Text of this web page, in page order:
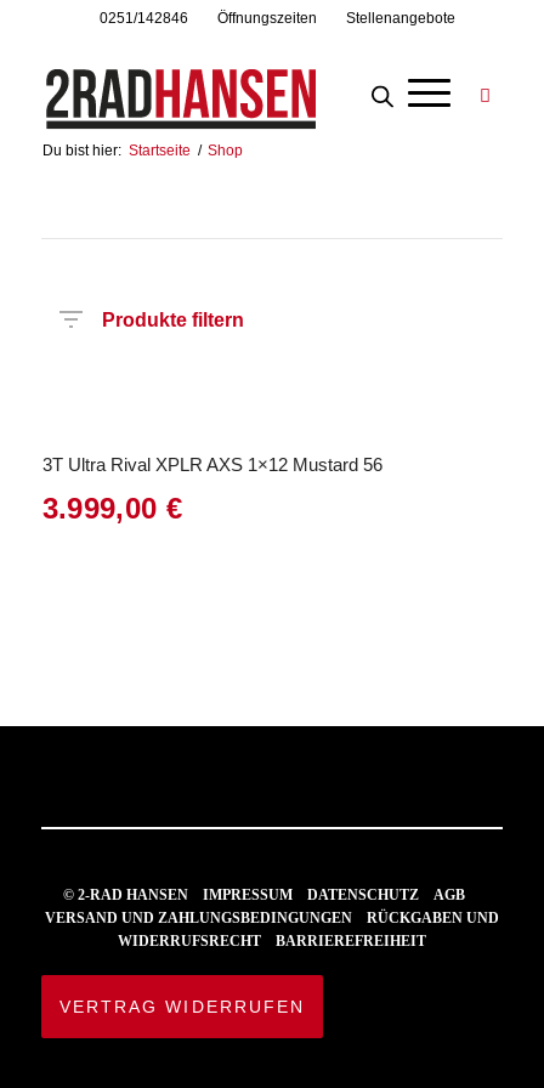
0251/142846 Öffnungszeiten Stellenangebote
Du bist hier: Startseite / Shop
Produkte filtern
3T Ultra Rival XPLR AXS 1×12 Mustard 56
3.999,00 €
© 2-RAD HANSENIMPRESSUM DATENSCHUTZ
AGB
VERSAND UND ZAHLUNGSBEDINGUNGEN
RÜCKGABEN UND
WIDERRUFSRECHT
BARRIEREFREIHEIT
VERTRAG WIDERRUFEN